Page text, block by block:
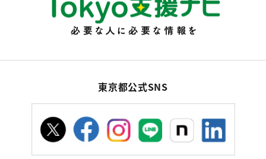
東京都公式SNS